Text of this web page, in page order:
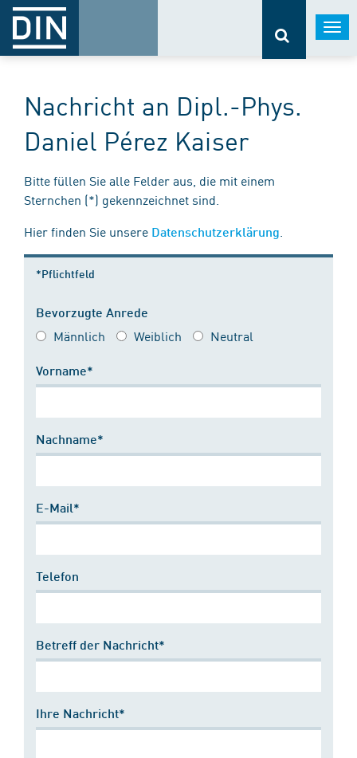
Nachricht an Dipl.-Phys.
Daniel Pérez Kaiser
Bitte füllen Sie alle Felder aus, die mit einem
Sternchen (*) gekennzeichnet sind.
Hier finden Sie unsere Datenschutzerklärung
*Pflichtfeld
Bevorzugte Anrede
Männlich Weiblich Neutral
Vorname*
Nachname*
E-Mail*
Telefon
Betreff der Nachricht*
Ihre Nachricht*